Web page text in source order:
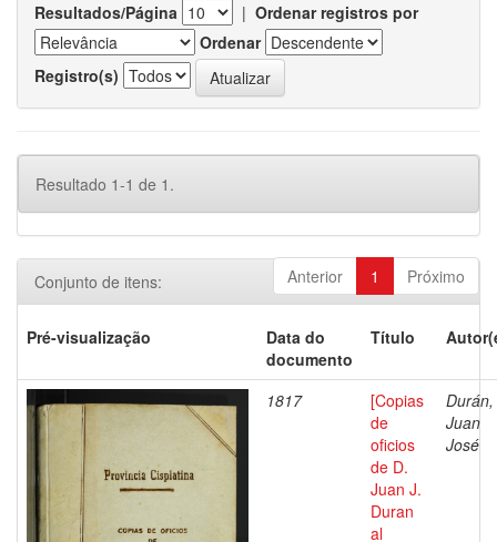
Resultados/Página | Ordenar registros por
Ordenar
Registro(s)
Resultado 1-1 de 1.
Anterior 1 Próximo
Conjunto de itens:
Pré-visualização
Data do
documento
Título
1817
[Copias
de
oficios
de D.
Juan J.
Duran
al
Durán,
Juan
José